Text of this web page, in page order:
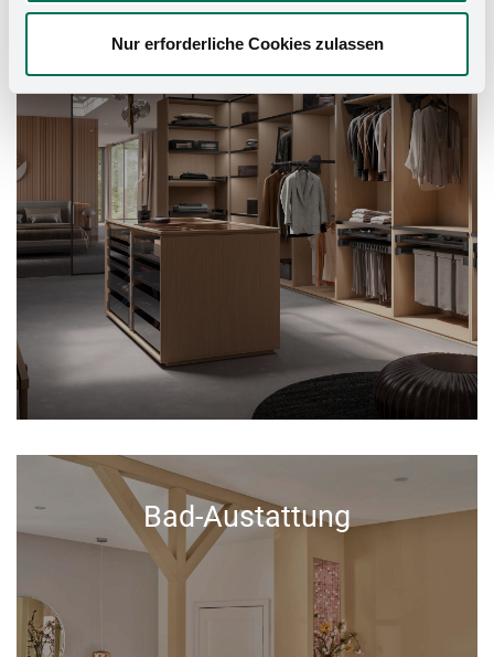
Nur erforderliche Cookies zulassen
Schrank-Ausstattung
Bad-Austattung